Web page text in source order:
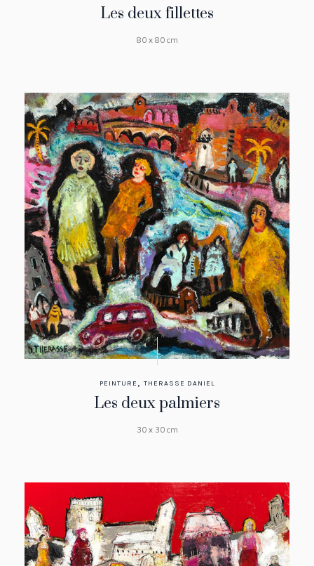
Les deux fillettes
80 x 80 cm
PEINTURE , THERASSE DANIEL
Les deux palmiers
30 x 30 cm